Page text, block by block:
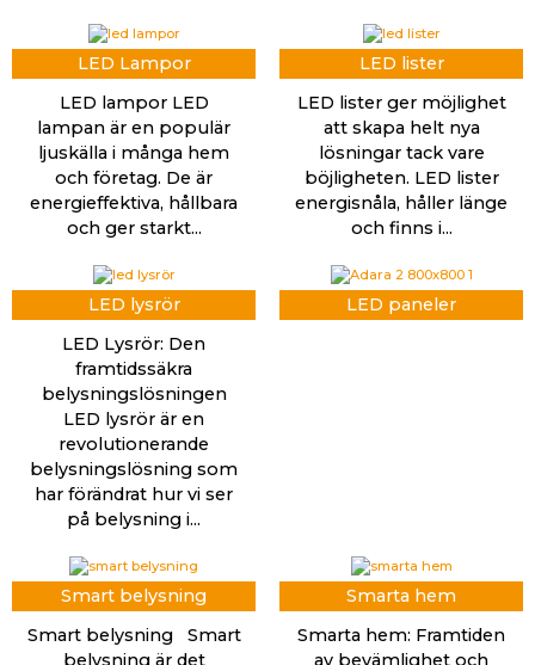
LED Lampor
LED lampor LED
lampan är en populär
ljuskälla i många hem
och företag. De är
energieffektiva, hållbara
och ger starkt...
LED lister
LED lister ger möjlighet
att skapa helt nya
lösningar tack vare
böjligheten. LED lister
energisnåla, håller länge
och finns i...
LED lysrör
LED Lysrör: Den
framtidssäkra
belysningslösningen
LED lysrör är en
revolutionerande
belysningslösning som
har förändrat hur vi ser
på belysning i...
LED paneler
Smart belysning
Smart belysning Smart
belysning är det
Smarta hem
Smarta hem: Framtiden
av bevämlighet och